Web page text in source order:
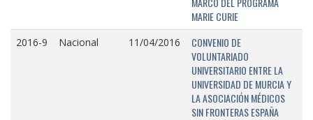
MARIE CURIE
2016-9 Nacional 11/04/2016
CONVENIO DE
VOLUNTARIADO
UNIVERSITARIO ENTRE LA
UNIVERSIDAD DE MURCIA Y
LA ASOCIACIÓN MÉDICOS
SIN FRONTERAS ESPAÑA